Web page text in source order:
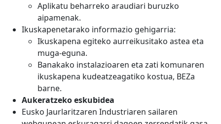
Aplikatu beharreko araudiari buruzko
aipamenak.
Ikuskapenetarako informazio gehigarria:
Ikuskapena egiteko aurreikusitako astea eta
muga-eguna.
Banakako instalazioaren eta zati komunaren
ikuskapena kudeatzeagatiko kostua, BEZa
barne.
Aukeratzeko eskubidea
Eusko Jaurlaritzaren Industriaren sailaren